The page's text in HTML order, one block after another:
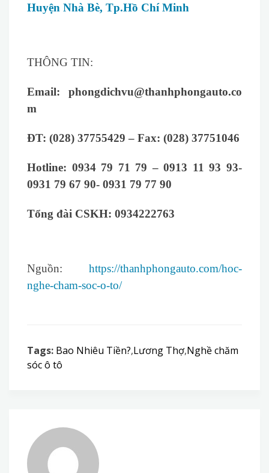
Huyện Nhà Bè, Tp.Hồ Chí Minh
THÔNG TIN:
Email:
phongdichvu@thanhphongauto.co
m
ĐT: (028) 37755429 – Fax: (028) 37751046
Hotline: 0934 79 71 79 – 0913 11 93 93-
0931 79 67 90- 0931 79 77 90
Tổng đài CSKH: 0934222763
Nguồn: https://thanhphongauto.com/hoc-
nghe-cham-soc-o-to/
Tags: Bao Nhiêu Tiền?,Lương Thợ,Nghề chăm
sóc ô tô